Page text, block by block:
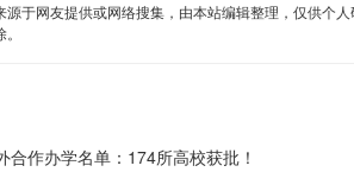
源于网友提供或网络搜集，由本站编辑整理，仅供个
合作办学名单：174所高校获批！